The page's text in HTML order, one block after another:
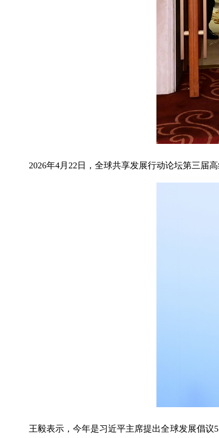
2026年4月22日，全球共享发展行动论坛第三届
王毅表示，今年是习近平主席提出全球发展倡